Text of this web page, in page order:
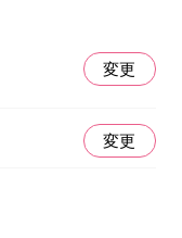
変更
変更